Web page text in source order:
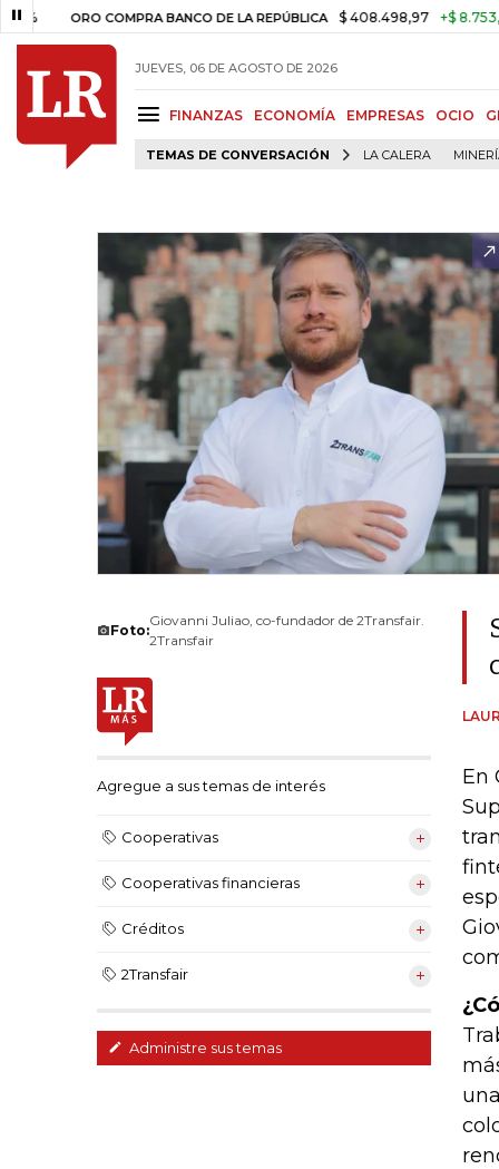
ORO COMPRA BANCO DE LA REPÚBLICA $ 408.498,97 +$ 8.753,81
JUEVES, 06 DE AGOSTO DE 2026
FINANZAS ECONOMÍA EMPRESAS OCIO
TEMAS DE CONVERSACIÓN LA CALERA
Foto:
Giovanni Juliao, co-fundador de 2Transfair.
2Transfair
Agregue a sus temas de interés
Cooperativas
Cooperativas financieras
Créditos
2Transfair
Administre sus temas
En